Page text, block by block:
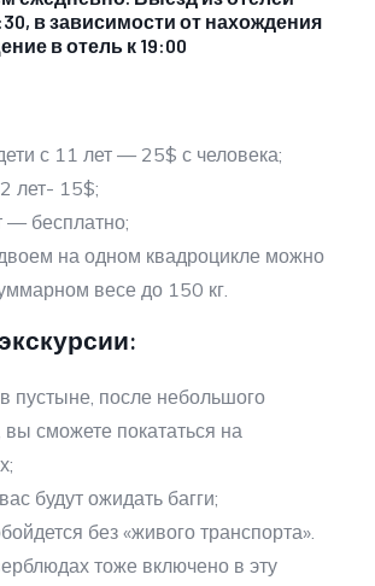
в зависимости от нахождения
в отель к 19:00
с 11 лет — 25$ с человека;
лет- 15$;
— бесплатно;
на одном квадроцикле можно
весе до 150 кг.
пустыне, после небольшого
вы сможете покататься на
будут ожидать багги;
без «живого транспорта».
тоже включено в эту